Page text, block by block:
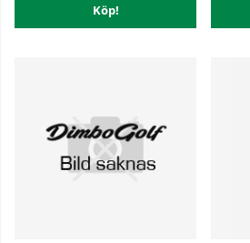
Köp!